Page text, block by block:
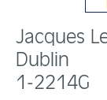
Jacques
Dublin
1-2214G